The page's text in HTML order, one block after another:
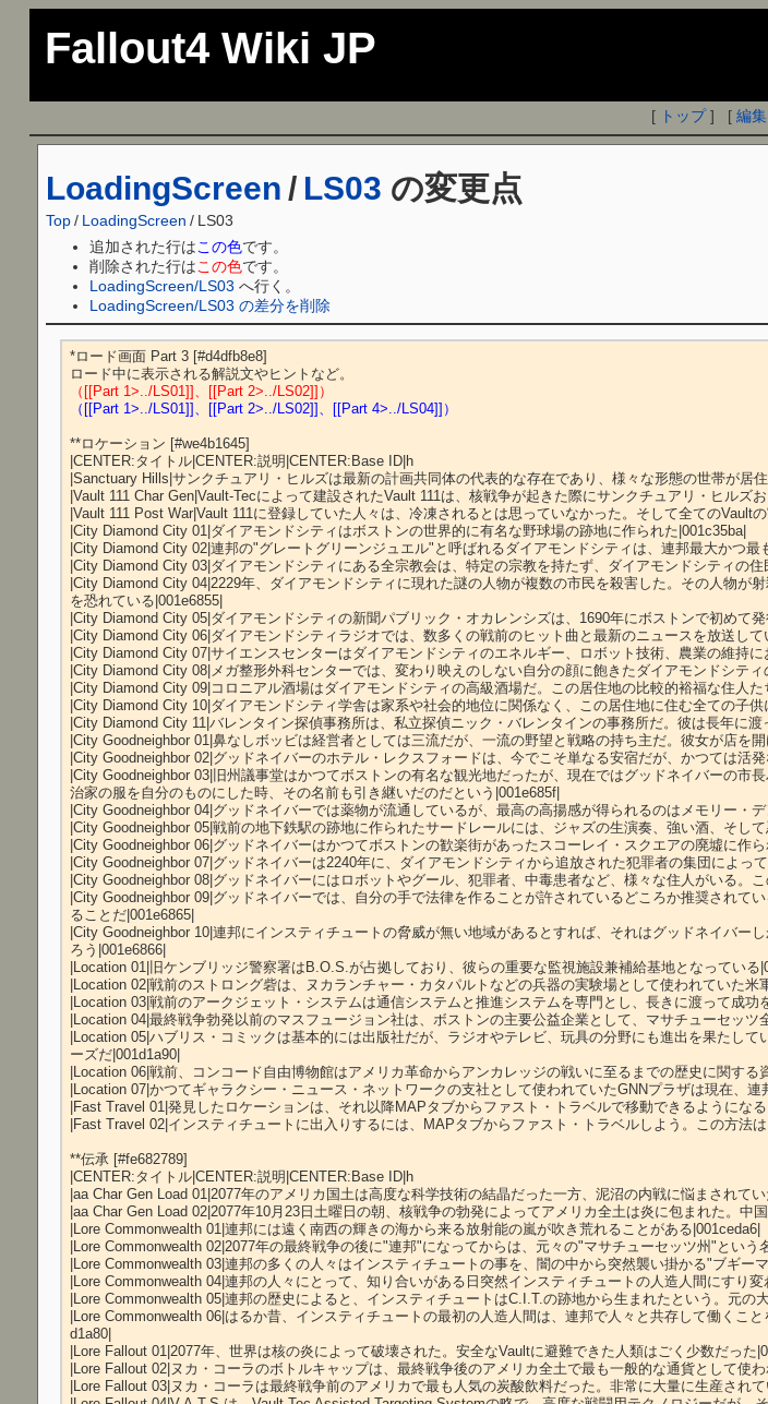
Fallout4 Wiki JP
[ トップ] [編集
LoadingScreen / LS03 の変更点
Top/ LoadingScreen / LS03
追加された行はこの色です。
削除された行はこの色です。
LoadingScreen/LS03 へ行く。
LoadingScreen/LS03 の差分を削除
*ロード画面 Part 3 [#d4dfb8e8]
（[[Part 1>../LS01]]、[[Part 2>../LS02]]）
（[[Part 1>../LS01]]、[[Part 2>../LS02]]、[[Part 4>../LS04]]）